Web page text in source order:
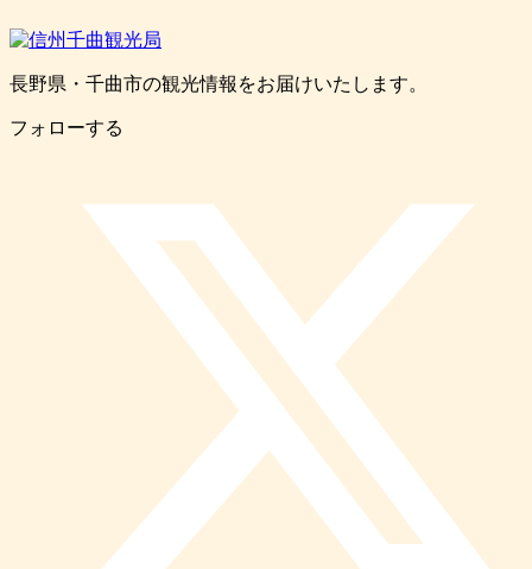
長野県・千曲市の観光情報をお届けいたします。
フォローする